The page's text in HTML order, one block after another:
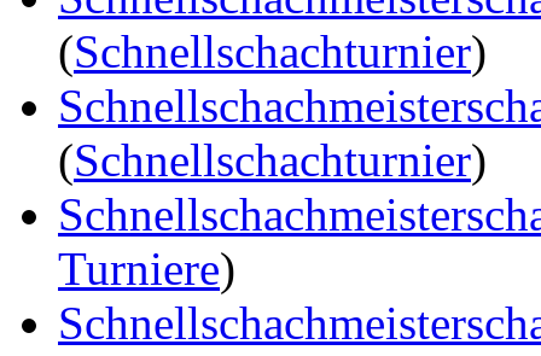
(Schnellschachturnier)
(Schnellschachturnier)
Turniere)